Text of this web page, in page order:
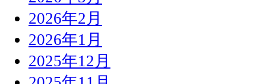
2026年2月
2026年1月
2025年12月